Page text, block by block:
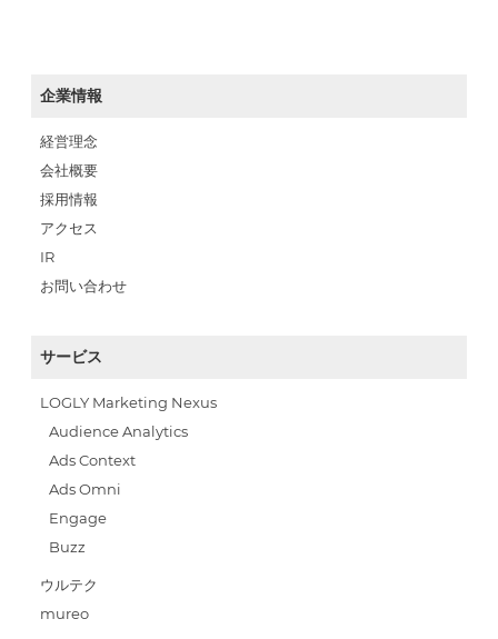
企業情報
経営理念
会社概要
採用情報
アクセス
IR
お問い合わせ
サービス
LOGLY Marketing Nexus
Audience Analytics
Ads Context
Ads Omni
Engage
Buzz
ウルテク
mureo